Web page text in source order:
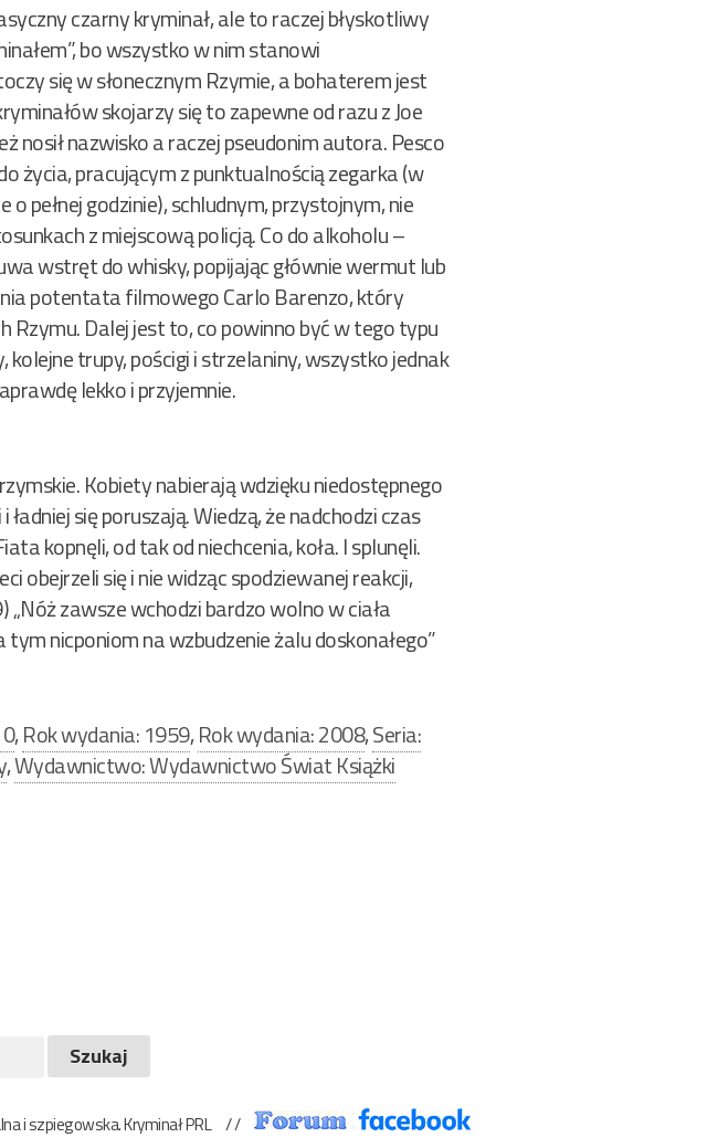
czarny kryminał, ale to raczej błyskotliwy
bo wszystko w nim stanowi
się w słonecznym Rzymie, a bohaterem jest
skojarzy się to zapewne od razu z Joe
nosił nazwisko a raczej pseudonim autora. Pesco
pracującym z punktualnością zegarka (w
pełnej godzinie), schludnym, przystojnym, nie
z miejscową policją. Co do alkoholu –
wstręt do whisky, popijając głównie wermut lub
potentata filmowego Carlo Barenzo, który
Rzymu. Dalej jest to, co powinno być w tego typu
trupy, pościgi i strzelaniny, wszystko jednak
lekko i przyjemnie.
Kobiety nabierają wdzięku niedostępnego
się poruszają. Wiedzą, że nadchodzi czas
kopnęli, od tak od niechcenia, koła. I splunęli.
obejrzeli się i nie widząc spodziewanej reakcji,
„Nóż zawsze wchodzi bardzo wolno w ciała
nicponiom na wzbudzenie żalu doskonałego”
,Rok wydania: 1959,Rok wydania: 2008,Seria:
,Wydawnictwo: Wydawnictwo Świat Książki
i szpiegowska. Kryminał PRL / /